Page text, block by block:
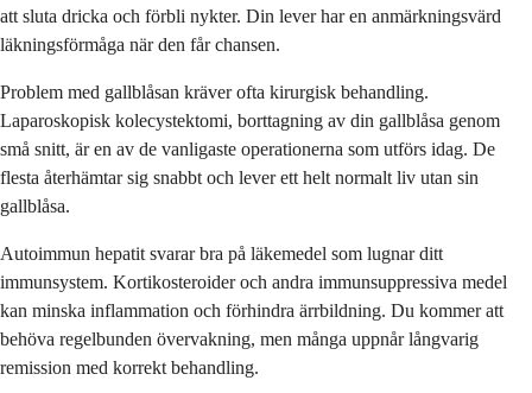
att sluta dricka och förbli nykter. Din lever har en anmärkningsvärd
läkningsförmåga när den får chansen.
Problem med gallblåsan kräver ofta kirurgisk behandling.
Laparoskopisk kolecystektomi, borttagning av din gallblåsa genom
små snitt, är en av de vanligaste operationerna som utförs idag. De
flesta återhämtar sig snabbt och lever ett helt normalt liv utan sin
gallblåsa.
Autoimmun hepatit svarar bra på läkemedel som lugnar ditt
immunsystem. Kortikosteroider och andra immunsuppressiva medel
kan minska inflammation och förhindra ärrbildning. Du kommer att
behöva regelbunden övervakning, men många uppnår långvarig
remission med korrekt behandling.